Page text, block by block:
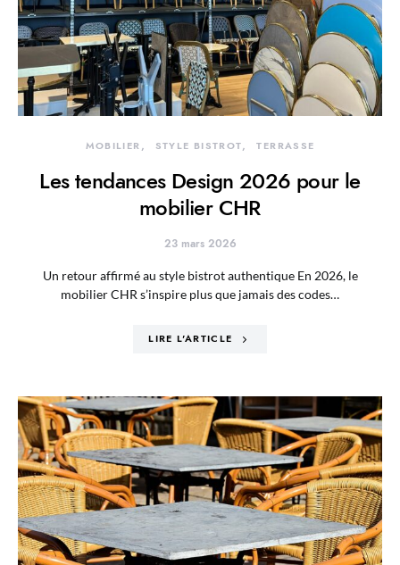
MOBILIER STYLE BISTROT TERRASSE
Les tendances Design 2026 pour le
mobilier CHR
23 mars 2026
Un retour affirmé au style bistrot authentique En 2026, le
mobilier CHR s’inspire plus que jamais des codes…
LIRE L'ARTICLE